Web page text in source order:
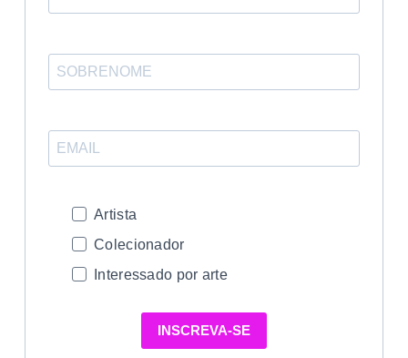
Artista
Colecionador
Interessado por arte
INSCREVA-SE